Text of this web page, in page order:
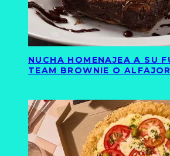
NUCHA HOMENAJEA A SU
TEAM BROWNIE O